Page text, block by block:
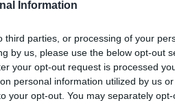
Information
parties, or processing of your
by us, please use the below opt-out
your opt-out request is processed
personal information utilized by us
your opt-out. You may separately
Huggern goes big
with 427 ZL-1!
Senaste inlägget av
timmar sedaniProjekt